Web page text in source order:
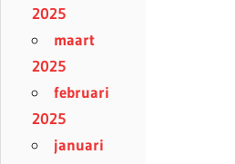
2025
maart
2025
februari
2025
januari